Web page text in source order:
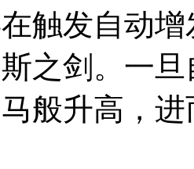
触发自动
之剑。一
般升高，